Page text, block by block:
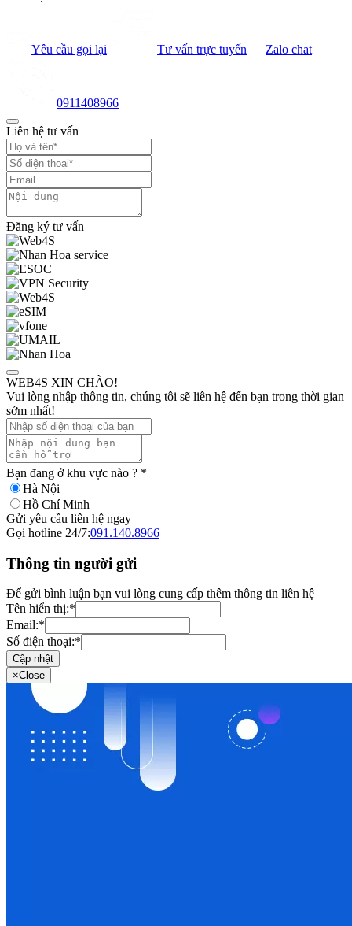
Yêu cầu gọi lại Tư vấn trực tuyến Zalo chat
0911408966
Liên hệ tư vấn
Đăng ký tư vấn
WEB4S XIN CHÀO!
Vui lòng nhập thông tin, chúng tôi sẽ liên hệ đến bạn trong thời gian
sớm nhất!
Bạn đang ở khu vực nào ? *
Hà Nội
Hồ Chí Minh
Gửi yêu cầu liên hệ ngay
Gọi hotline 24/7:091.140.8966
Thông tin người gửi
Để gửi bình luận bạn vui lòng cung cấp thêm thông tin liên hệ
Tên hiển thị:*
Email:*
Số điện thoại:*
Cập nhật
×Close